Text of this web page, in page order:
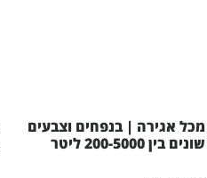
מכל אגירה | בנפחים וצבעים
שונים בין 200-5000 ליטר